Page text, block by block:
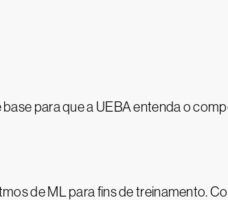
para que a UEBA entenda o
de ML para fins de treinamento.